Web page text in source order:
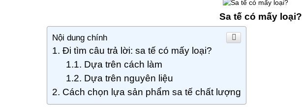
Sa tế có mấy loại?
Nội dung chính
Đi tìm câu trả lời: sa tế có mấy loại?
Dựa trên cách làm
Dựa trên nguyên liệu
Cách chọn lựa sản phẩm sa tế chất lượng